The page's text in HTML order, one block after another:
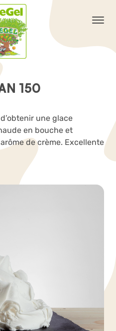
150
une glace
en bouche et
de crème. Excellente